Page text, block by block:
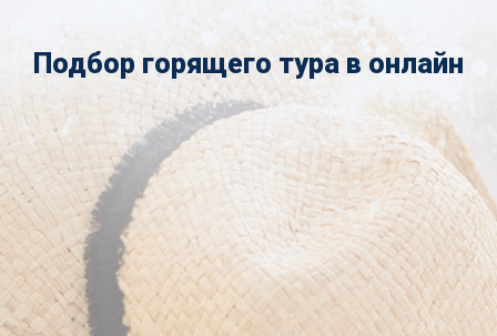
Подбор горящего тура в онлайн